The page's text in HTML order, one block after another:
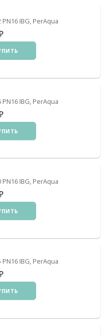
IBG, PerAqua
IBG, PerAqua
IBG, PerAqua
IBG, PerAqua